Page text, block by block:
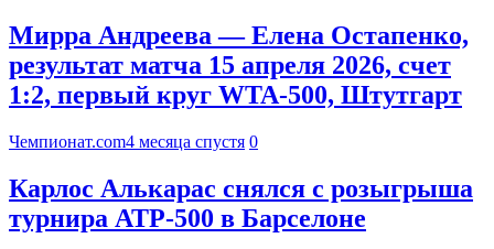
Мирра Андреева — Елена Остапенко,
результат матча 15 апреля 2026, счет
1:2, первый круг WTA-500, Штутгарт
Чемпионат.com4 месяца спустя 0
Карлос Алькарас снялся с розыгрыша
турнира АТР-500 в Барселоне